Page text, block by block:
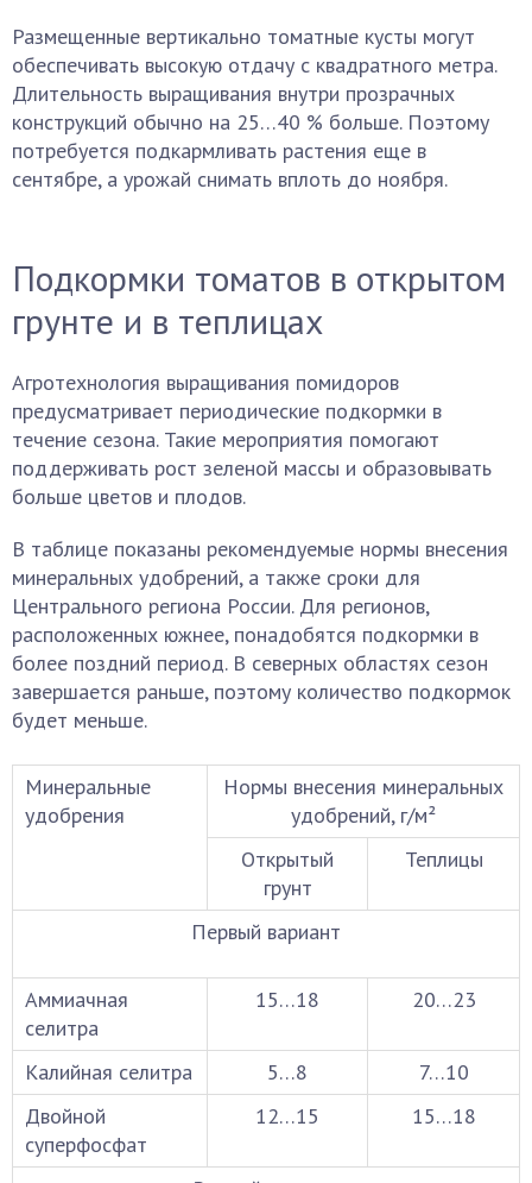
Размещенные вертикально томатные кусты могут
обеспечивать высокую отдачу с квадратного метра.
Длительность выращивания внутри прозрачных
конструкций обычно на 25…40 % больше. Поэтому
потребуется подкармливать растения еще в
сентябре, а урожай снимать вплоть до ноября.
Подкормки томатов в открытом
грунте и в теплицах
Агротехнология выращивания помидоров
предусматривает периодические подкормки в
течение сезона. Такие мероприятия помогают
поддерживать рост зеленой массы и образовывать
больше цветов и плодов.
В таблице показаны рекомендуемые нормы внесения
минеральных удобрений, а также сроки для
Центрального региона России. Для регионов,
расположенных южнее, понадобятся подкормки в
более поздний период. В северных областях сезон
завершается раньше, поэтому количество подкормок
будет меньше.
Минеральные
удобрения
Нормы внесения минеральных
удобрений, г/м²
Открытый
грунт
Теплицы
Первый вариант
Аммиачная
селитра
15…18 20…23
Калийная селитра 5…8
7…10
Двойной
суперфосфат
12…15 15…18